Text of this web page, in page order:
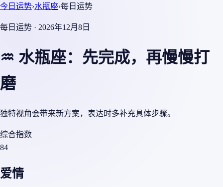
今日运势›水瓶座›每日运势
每日运势 · 2026年12月8日
♒ 水瓶座：先完成，再慢慢打
磨
独特视角会带来新方案，表达时多补充具体步骤。
综合指数
84
爱情